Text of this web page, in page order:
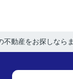
不動産をお探しなら